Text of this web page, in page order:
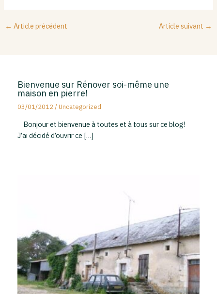
← Article précédent Article suivant →
Bienvenue sur Rénover soi-même une
maison en pierre!
03/01/2012/Uncategorized
Bonjour et bienvenue à toutes et à tous sur ce blog!
J’ai décidé d’ouvrir ce […]